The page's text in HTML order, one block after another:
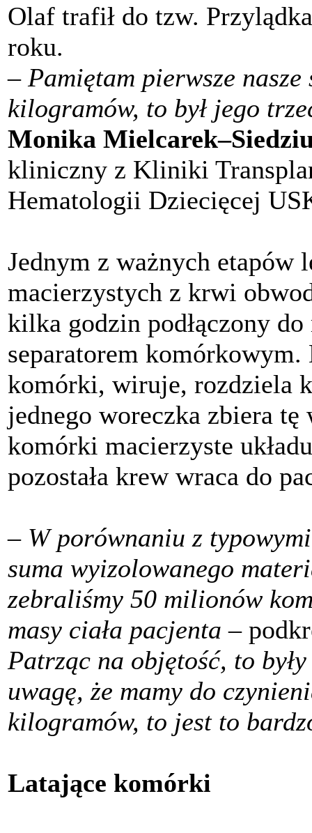
Olaf trafił do tzw.
roku.
– Pamiętam pierwsze
kilogramów, to był jego
Monika
kliniczny z Kliniki
Hematologii Dziecięcej
Jednym z ważnych etapów
macierzystych z krwi
kilka godzin podłączony
separatorem
komórki, wiruje, rozdziela
jednego woreczka zbiera
komórki macierzyste
pozostała krew wraca do
– W porównaniu z
suma wyizolowanego
zebraliśmy 50 milionów
masy ciała pacjenta–
Patrząc na objętość, to
uwagę, że mamy do
kilogramów, to jest to
Latające komórki